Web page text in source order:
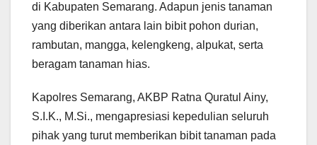
di Kabupaten Semarang. Adapun jenis tanaman
yang diberikan antara lain bibit pohon durian,
rambutan, mangga, kelengkeng, alpukat, serta
beragam tanaman hias.
Kapolres Semarang, AKBP Ratna Quratul Ainy,
S.I.K., M.Si., mengapresiasi kepedulian seluruh
pihak yang turut memberikan bibit tanaman pada